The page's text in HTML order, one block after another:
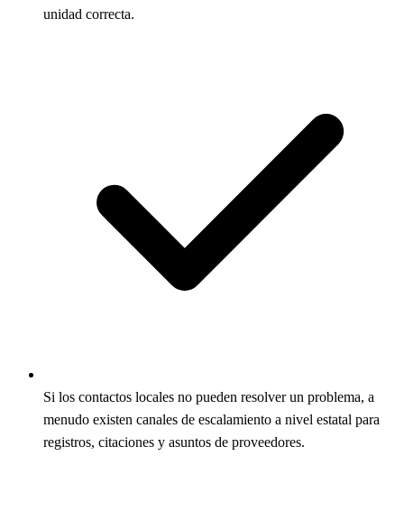
unidad correcta.
Si los contactos locales no pueden resolver un problema, a
menudo existen canales de escalamiento a nivel estatal para
registros, citaciones y asuntos de proveedores.